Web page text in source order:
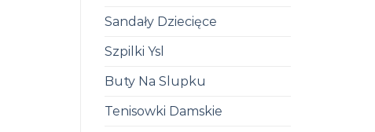
Sandały Dziecięce
Szpilki Ysl
Buty Na Slupku
Tenisowki Damskie